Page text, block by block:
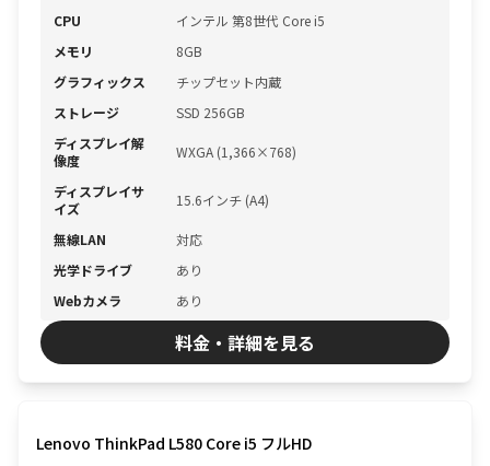
CPU
インテル 第8世代 Core i5
メモリ
8GB
グラフィックス
チップセット内蔵
ストレージ
SSD 256GB
ディスプレイ解
像度
WXGA (1,366×768)
ディスプレイサ
イズ
15.6インチ (A4)
無線LAN
対応
光学ドライブ
あり
Webカメラ
あり
料金・詳細を見る
Lenovo ThinkPad L580 Core i5 フルHD